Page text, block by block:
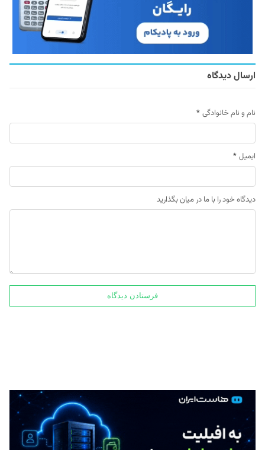
ارسال دیدگاه
نام و نام خانوادگی *
ایمیل *
دیدگاه خود را با ما در میان بگذارید